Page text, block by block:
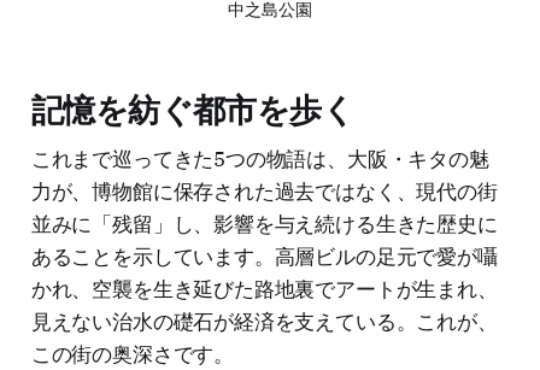
中之島公園
記憶を紡ぐ都市を歩く
これまで巡ってきた5つの物語は、大阪・キタの魅
力が、博物館に保存された過去ではなく、現代の街
並みに「残留」し、影響を与え続ける生きた歴史に
あることを示しています。高層ビルの足元で愛が囁
かれ、空襲を生き延びた路地裏でアートが生まれ、
見えない治水の礎石が経済を支えている。これが、
この街の奥深さです。